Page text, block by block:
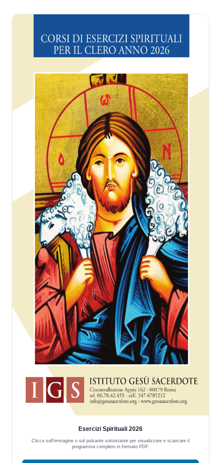
Esercizi Spirituali 2026
Clicca sull'immagine o sul pulsante sottostante per visualizzare e scaricare il
programma completo in formato PDF.